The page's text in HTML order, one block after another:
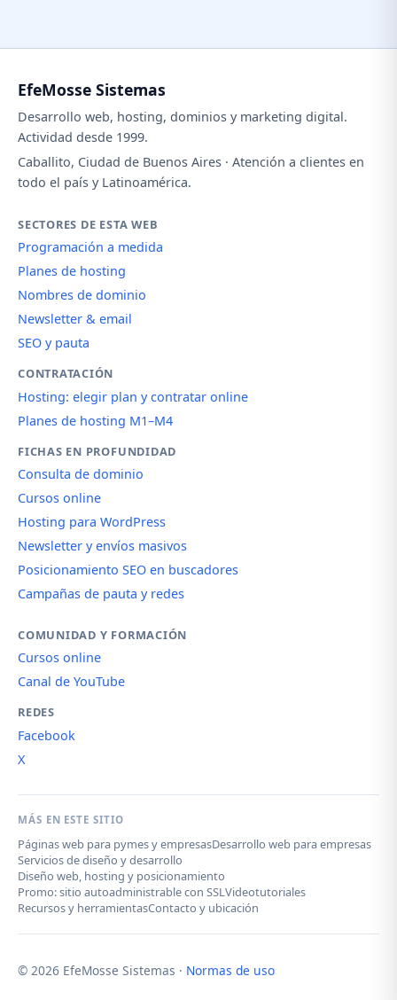
EfeMosse Sistemas
Desarrollo web, hosting, dominios y marketing digital.
Actividad desde 1999.
Caballito, Ciudad de Buenos Aires · Atención a clientes en
todo el país y Latinoamérica.
SECTORES DE ESTA WEB
Programación a medida
Planes de hosting
Nombres de dominio
Newsletter & email
SEO y pauta
CONTRATACIÓN
Hosting: elegir plan y contratar online
Planes de hosting M1–M4
FICHAS EN PROFUNDIDAD
Consulta de dominio
Cursos online
Hosting para WordPress
Newsletter y envíos masivos
Posicionamiento SEO en buscadores
Campañas de pauta y redes
COMUNIDAD Y FORMACIÓN
Cursos online
Canal de YouTube
REDES
Facebook
X
MÁS EN ESTE SITIO
Páginas web para pymes y empresasDesarrollo web para empresas
Servicios de diseño y desarrollo
Diseño web, hosting y posicionamiento
Promo: sitio autoadministrable con SSLVideotutoriales
Recursos y herramientasContacto y ubicación
© 2026 EfeMosse Sistemas · Normas de uso